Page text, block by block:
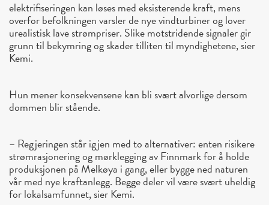
elektrifiseringen kan løses med eksisterende kraft, mens
overfor befolkningen varsler de nye vindturbiner og lover
urealistisk lave strømpriser. Slike motstridende signaler gir
grunn til bekymring og skader tilliten til myndighetene, sier
Kemi.
Hun mener konsekvensene kan bli svært alvorlige dersom
dommen blir stående.
– Regjeringen står igjen med to alternativer: enten risikere
strømrasjonering og mørklegging av Finnmark for å holde
produksjonen på Melkøya i gang, eller bygge ned naturen
vår med nye kraftanlegg. Begge deler vil være svært uheldig
for lokalsamfunnet, sier Kemi.